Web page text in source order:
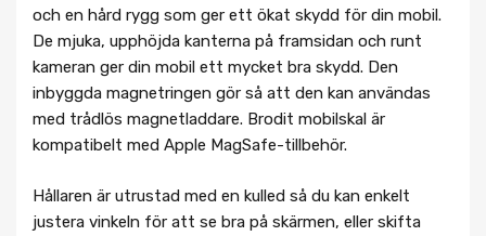
och en hård rygg som ger ett ökat skydd för din mobil.
De mjuka, upphöjda kanterna på framsidan och runt
kameran ger din mobil ett mycket bra skydd. Den
inbyggda magnetringen gör så att den kan användas
med trådlös magnetladdare. Brodit mobilskal är
kompatibelt med Apple MagSafe-tillbehör.
Hållaren är utrustad med en kulled så du kan enkelt
justera vinkeln för att se bra på skärmen, eller skifta